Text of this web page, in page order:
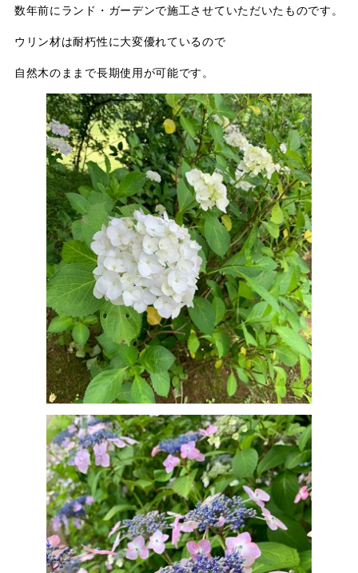
数年前にランド・ガーデンで施工させていただいたものです。
ウリン材は耐朽性に大変優れているので
自然木のままで長期使用が可能です。